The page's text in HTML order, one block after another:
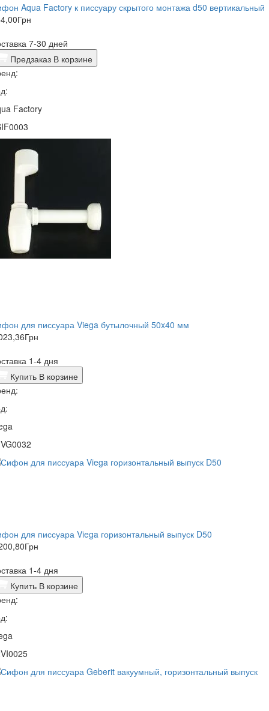
Aqua Factory к писсуару скрытого монтажа d50 вертикальный
Грн
7-30 дней
Предзаказ В корзине
Factory
для писсуара Viega бутылочный 50x40 мм
Грн
1-4 дня
Купить В корзине
для писсуара Viega горизонтальный выпуск D50
Грн
1-4 дня
Купить В корзине